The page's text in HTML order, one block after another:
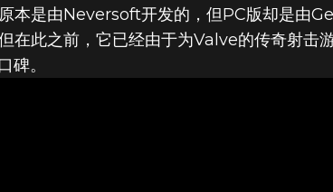
本是由Neversoft开发的，但PC版却是由
在此之前，它已经由于为Valve的传奇射击
碑。